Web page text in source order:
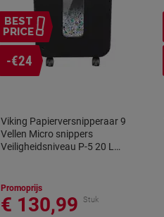
BEST
PRICE
-€24
Viking Papierversnipperaar 9
Vellen Micro snippers
Veiligheidsniveau P-5 20 L
Promoprijs
€ 130,99 Stuk